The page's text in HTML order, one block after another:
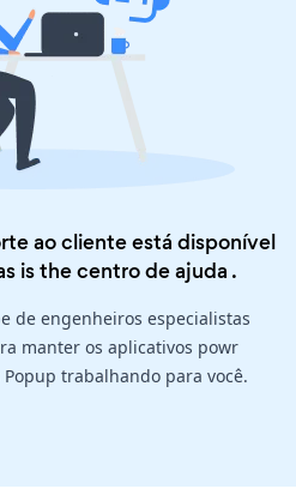
ao cliente está disponível
is thecentro de ajuda .
de engenheiros especialistas
manter os aplicativos powr
trabalhando para você.